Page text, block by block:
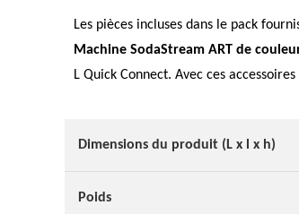
Les pièces incluses dans le pack
Machine SodaStream ART de
L Quick Connect. Avec ces
Dimensions du produit (L x l x h)
Poids